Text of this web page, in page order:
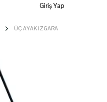
Giriş Yap
ÜÇ AYAK IZGARA